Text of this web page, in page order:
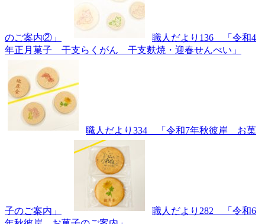
のご案内②」
職人だより136 「令和4
年正月菓子 干支らくがん 干支麩焼・迎春せんべい」
職人だより334 「令和7年秋彼岸 お菓
子のご案内」
職人だより282 「令和6